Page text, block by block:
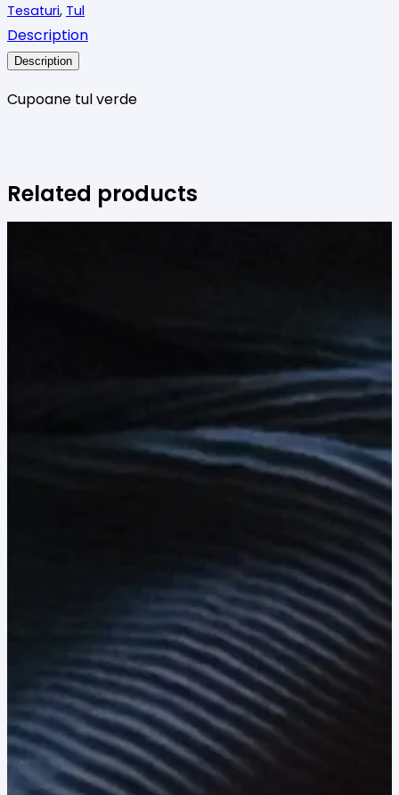
Tesaturi, Tul
Description
Description
Cupoane tul verde
Related products